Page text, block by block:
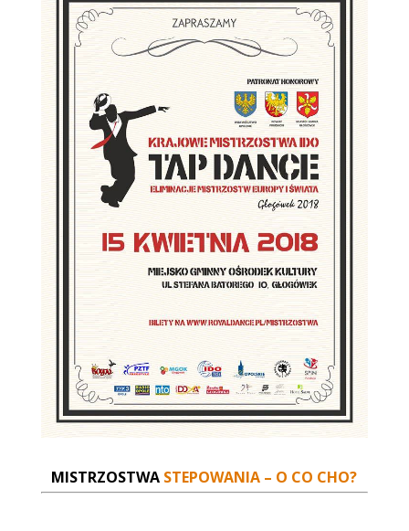
MISTRZOSTWA STEPOWANIA – O CO CHO?